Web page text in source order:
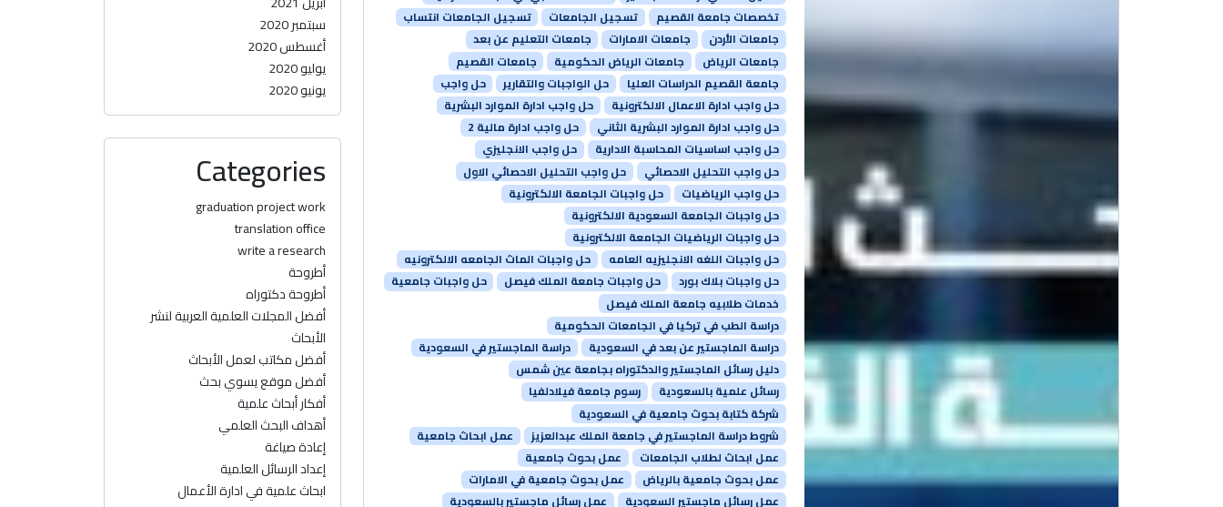
تخصصات جامعة القصيم
تسجيل الجامعات
تسجيل الجامعات انتساب
جامعات الأردن
جامعات الامارات
جامعات التعليم عن بعد
جامعات الرياض
جامعات الرياض الحكومية
جامعات القصيم
جامعة القصيم الدراسات العليا
حل الواجبات والتقارير
حل واجب
حل واجب ادارة الاعمال الالكترونية
حل واجب ادارة الموارد البشرية
حل واجب ادارة الموارد البشرية الثاني
حل واجب ادارة مالية 2
حل واجب اساسيات المحاسبة الادارية
حل واجب الانجليزي
حل واجب التحليل الاحصائي
حل واجب التحليل الاحصائي الاول
حل واجب الرياضيات
حل واجبات الجامعة الالكترونية
حل واجبات الجامعة السعودية الالكترونية
حل واجبات الرياضيات الجامعة الالكترونية
حل واجبات اللغه الانجليزيه العامه
حل واجبات الماث الجامعه الالكترونيه
حل واجبات بلاك بورد
حل واجبات جامعة الملك فيصل
حل واجبات جامعية
خدمات طلابيه جامعة الملك فيصل
دراسة الطب في تركيا في الجامعات الحكومية
دراسة الماجستير عن بعد في السعودية
دراسة الماجستير في السعودية
دليل رسائل الماجستير والدكتوراه بجامعة عين شمس
رسائل علمية بالسعودية
رسوم جامعة فيلادلفيا
شركة كتابة بحوث جامعية في السعودية
شروط دراسة الماجستير في جامعة الملك عبدالعزيز
عمل ابحاث جامعية
عمل ابحاث لطلاب الجامعات
عمل بحوث جامعية
عمل بحوث جامعية بالرياض
عمل بحوث جامعية في الامارات
عمل رسائل ماجستير السعودية
عمل رسائل ماجستير بالسعودية
سبتمبر 2020
أغسطس 2020
يوليو 2020
يونيو 2020
Categories
graduation project work
translation office
write a research
أطروحة
أطروحة دكتوراه
أفضل المجلات العلمية العربية لنشر
الأبحاث
أفضل مكاتب لعمل الأبحاث
أفضل موقع يسوي بحث
أفكار أبحاث علمية
أهداف البحث العلمي
إعادة صياغة
إعداد الرسائل العلمية
ابحاث علمية في ادارة الأعمال